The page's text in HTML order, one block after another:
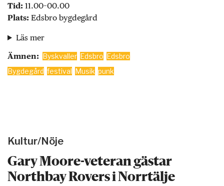
Tid: 11.00–00.00
Plats: Edsbro bygdegård
Läs mer
Ämnen: Byskvaller Edsbro Edsbro
Bygdegård festival Musik punk
Kultur/Nöje
Gary Moore-veteran gästar
Northbay Rovers i Norrtälje